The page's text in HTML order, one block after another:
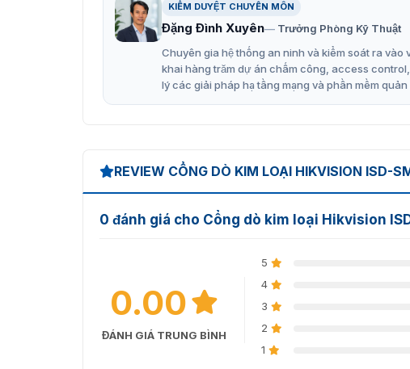
33 Vùng Báo Động (Multi-zones Alarms): Kim loại
phát hiện đồng thời.
Đèn Định Vị (Positioning Light): Hai cột cửa được
chứa vật phẩm bị cấm.
Phát Hiện Vật Thể Ném Qua: Hỗ trợ phát hiện các
định trong môi trường phức tạp:
Tần Số Có Thể Lập Trình: Cho phép người dùng
nhiễu môi trường.
KIỂM DUYỆT CHUYÊN MÔN
Đặng Đình Xuyên
Trưởng Phòng Kỹ Thuật
Chuyên gia hệ thống an ninh và kiểm soát ra
khai hàng trăm dự án chấm công, access
lý các giải pháp hạ tầng mạng và phần mềm
REVIEW CỔNG DÒ KIM LOẠI HIKVISION ISD-
0 đánh giá cho Cổng dò kim loại Hikvision
0.00
ĐÁNH GIÁ TRUNG BÌNH
5
4
3
2
1